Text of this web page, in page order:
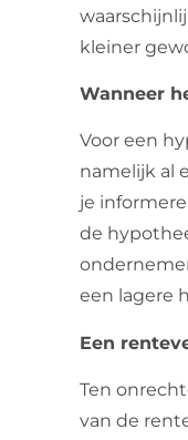
kleiner
Wanneer
Voor een
namelijk al
je
de
een lagere
Een
Ten
van de